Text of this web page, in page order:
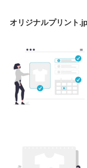
オリジナルプリント